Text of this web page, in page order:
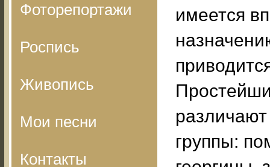
Фоторепортажи
Роспись
Живопись
Мои песни
Контакты
имеется
группы: